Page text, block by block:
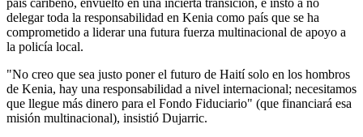
delegar toda la responsabilidad en Kenia como país que se ha
comprometido a liderar una futura fuerza multinacional de apoyo a
la policía local.
"No creo que sea justo poner el futuro de Haití solo en los hombros
de Kenia, hay una responsabilidad a nivel internacional; necesitamos
que llegue más dinero para el Fondo Fiduciario" (que financiará esa
misión multinacional), insistió Dujarric.